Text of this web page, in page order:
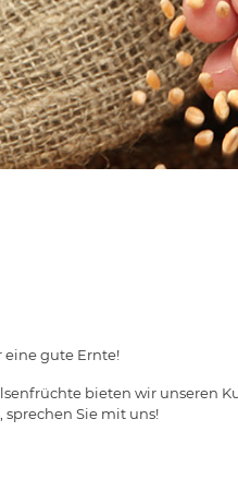
eine gute Ernte!
bieten wir unseren
Sie mit uns!